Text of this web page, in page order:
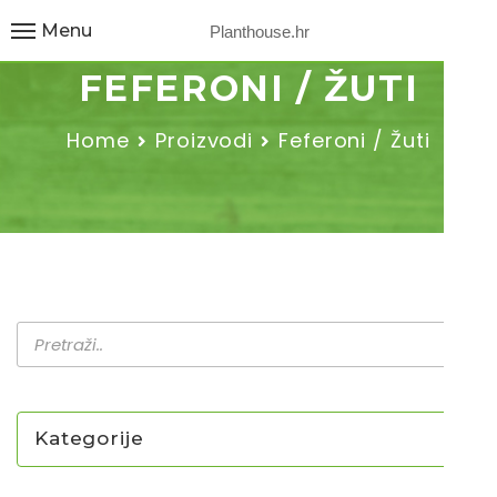
Planthouse.hr
Menu
FEFERONI / ŽUTI
Home Proizvodi Feferoni / Žuti
Kategorije